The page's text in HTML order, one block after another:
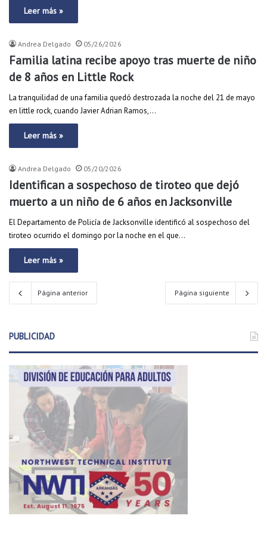
Leer más »
Andrea Delgado 05/26/2026
Familia latina recibe apoyo tras muerte de niño
de 8 años en Little Rock
La tranquilidad de una familia quedó destrozada la noche del 21 de mayo
en little rock, cuando Javier Adrian Ramos,…
Leer más »
Andrea Delgado 05/20/2026
Identifican a sospechoso de tiroteo que dejó
muerto a un niño de 6 años en Jacksonville
El Departamento de Policía de Jacksonville identificó al sospechoso del
tiroteo ocurrido el domingo por la noche en el que…
Leer más »
Página anterior Página siguiente
PUBLICIDAD